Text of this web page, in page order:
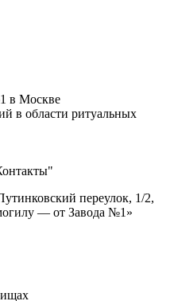
в Москве
в области ритуальных
переулок, 1/2,
— от Завода №1»